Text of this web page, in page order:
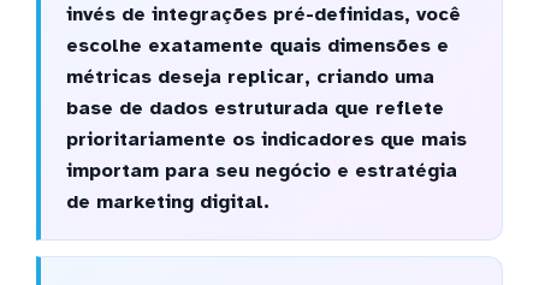
invés de integrações pré-definidas, você
escolhe exatamente quais dimensões e
métricas deseja replicar, criando uma
base de dados estruturada que reflete
prioritariamente os indicadores que mais
importam para seu negócio e estratégia
de marketing digital.